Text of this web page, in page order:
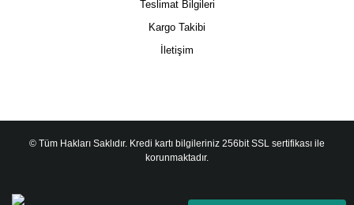
Teslimat Bilgileri
Kargo Takibi
İletişim
© Tüm Hakları Saklıdır. Kredi kartı bilgileriniz 256bit SSL sertifikası ile
korunmaktadır.